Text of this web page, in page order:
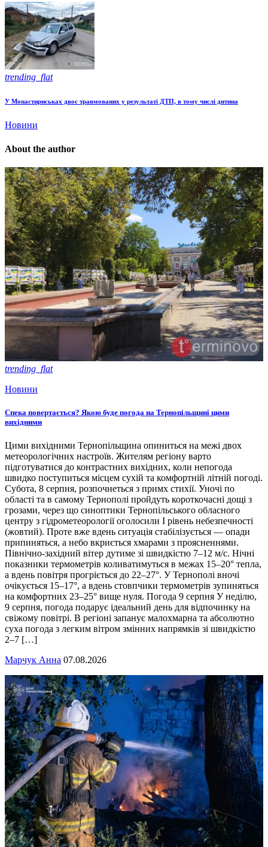
trending_flat
У Монастириськах двоє травмованих у результаті ДТП, в тому числі дитина
Новини
About the author
trending_flat
Новини
Спека повертається? Якою буде погода на Тернопільщині цими
вихідними
Цими вихідними Тернопільщина опиниться на межі двох
метеорологічних настроїв. Жителям регіону варто
підготуватися до контрастних вихідних, коли непогода
швидко поступиться місцем сухій та комфортній літній погоді.
Субота, 8 серпня, розпочнеться з примх стихії. Уночі по
області та в самому Тернополі пройдуть короткочасні дощі з
грозами, через що синоптики Тернопільського обласного
центру з гідрометеорології оголосили І рівень небезпечності
(жовтий). Проте вже вдень ситуація стабілізується — опади
припиняться, а небо вкриється хмарами з проясненнями.
Північно-західний вітер дутиме зі швидкістю 7–12 м/с. Нічні
показники термометрів коливатимуться в межах 15–20° тепла,
а вдень повітря прогріється до 22–27°. У Тернополі вночі
очікується 15–17°, а вдень стовпчики термометрів зупиняться
на комфортних 23–25° вище нуля. Погода 9 серпня У неділю,
9 серпня, погода подарує ідеальний день для відпочинку на
свіжому повітрі. В регіоні запанує малохмарна та абсолютно
суха погода з легким вітром змінних напрямків зі швидкістю
2–7 […]
Марчук Анна 07.08.2026